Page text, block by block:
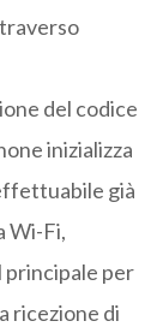
del codice
inizializza
già
Wi-Fi,
principale per
ricezione di